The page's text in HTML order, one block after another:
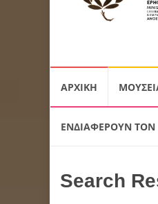
content
ΑΡΧΙΚΉ
ΕΝΔΙΑΦΈΡΟΥΝ ΤΟΝ
Search